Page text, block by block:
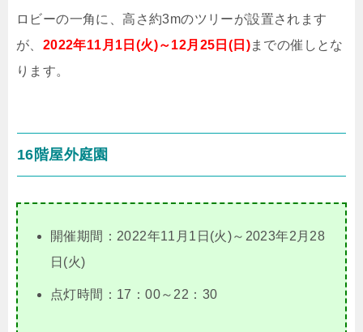
ロビーの一角に、高さ約3mのツリーが設置されます
が、 2022年11月1日(火)～12月25日(日)までの催しとな
ります。
16階屋外庭園
開催期間：2022年11月1日(火)～2023年2月28
日(火)
点灯時間：17：00～22：30